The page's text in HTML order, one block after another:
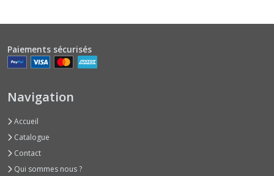
Paiements sécurisés
Navigation
Accueil
Catalogue
Contact
Qui sommes nous ?